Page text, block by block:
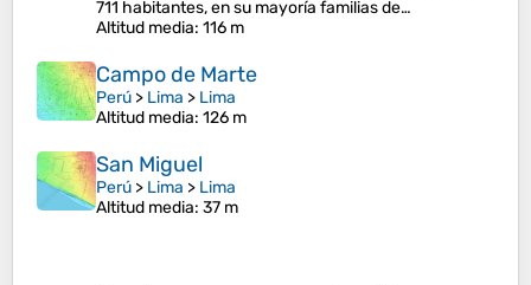
711 habitantes, en su mayoría familias de…
Altitud media: 116 m
Campo de Marte
Perú > Lima > Lima
Altitud media: 126 m
San Miguel
Perú > Lima > Lima
Altitud media: 37 m